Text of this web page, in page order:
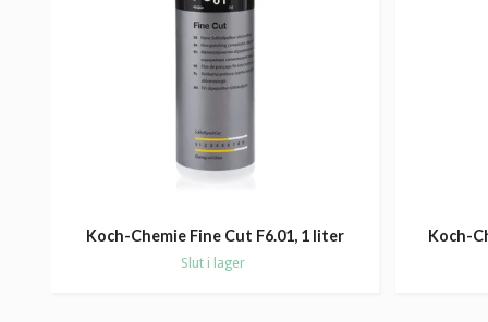
Koch-Chemie Fine Cut F6.01, 1 liter
Slut i lager
Koch-